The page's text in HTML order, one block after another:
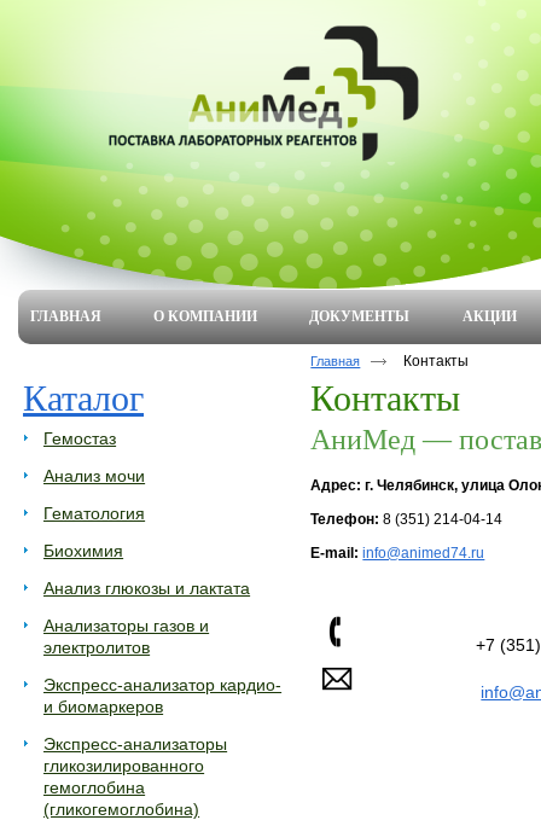
ГЛАВНАЯ О КОМПАНИИ ДОКУМЕНТЫ АКЦИИ
Каталог
Гемостаз
Анализ мочи
Гематология
Биохимия
Анализ глюкозы и лактата
Анализаторы газов и
электролитов
Экспресс-анализатор кардио-
и биомаркеров
Экспресс-анализаторы
гликозилированного
гемоглобина
(гликогемоглобина)
Главная Контакты
Контакты
АниМед —
Адрес: г. Челябинск, улица
Телефон: 8 (351) 214-04-14
E-mail:info@animed74.ru
+7